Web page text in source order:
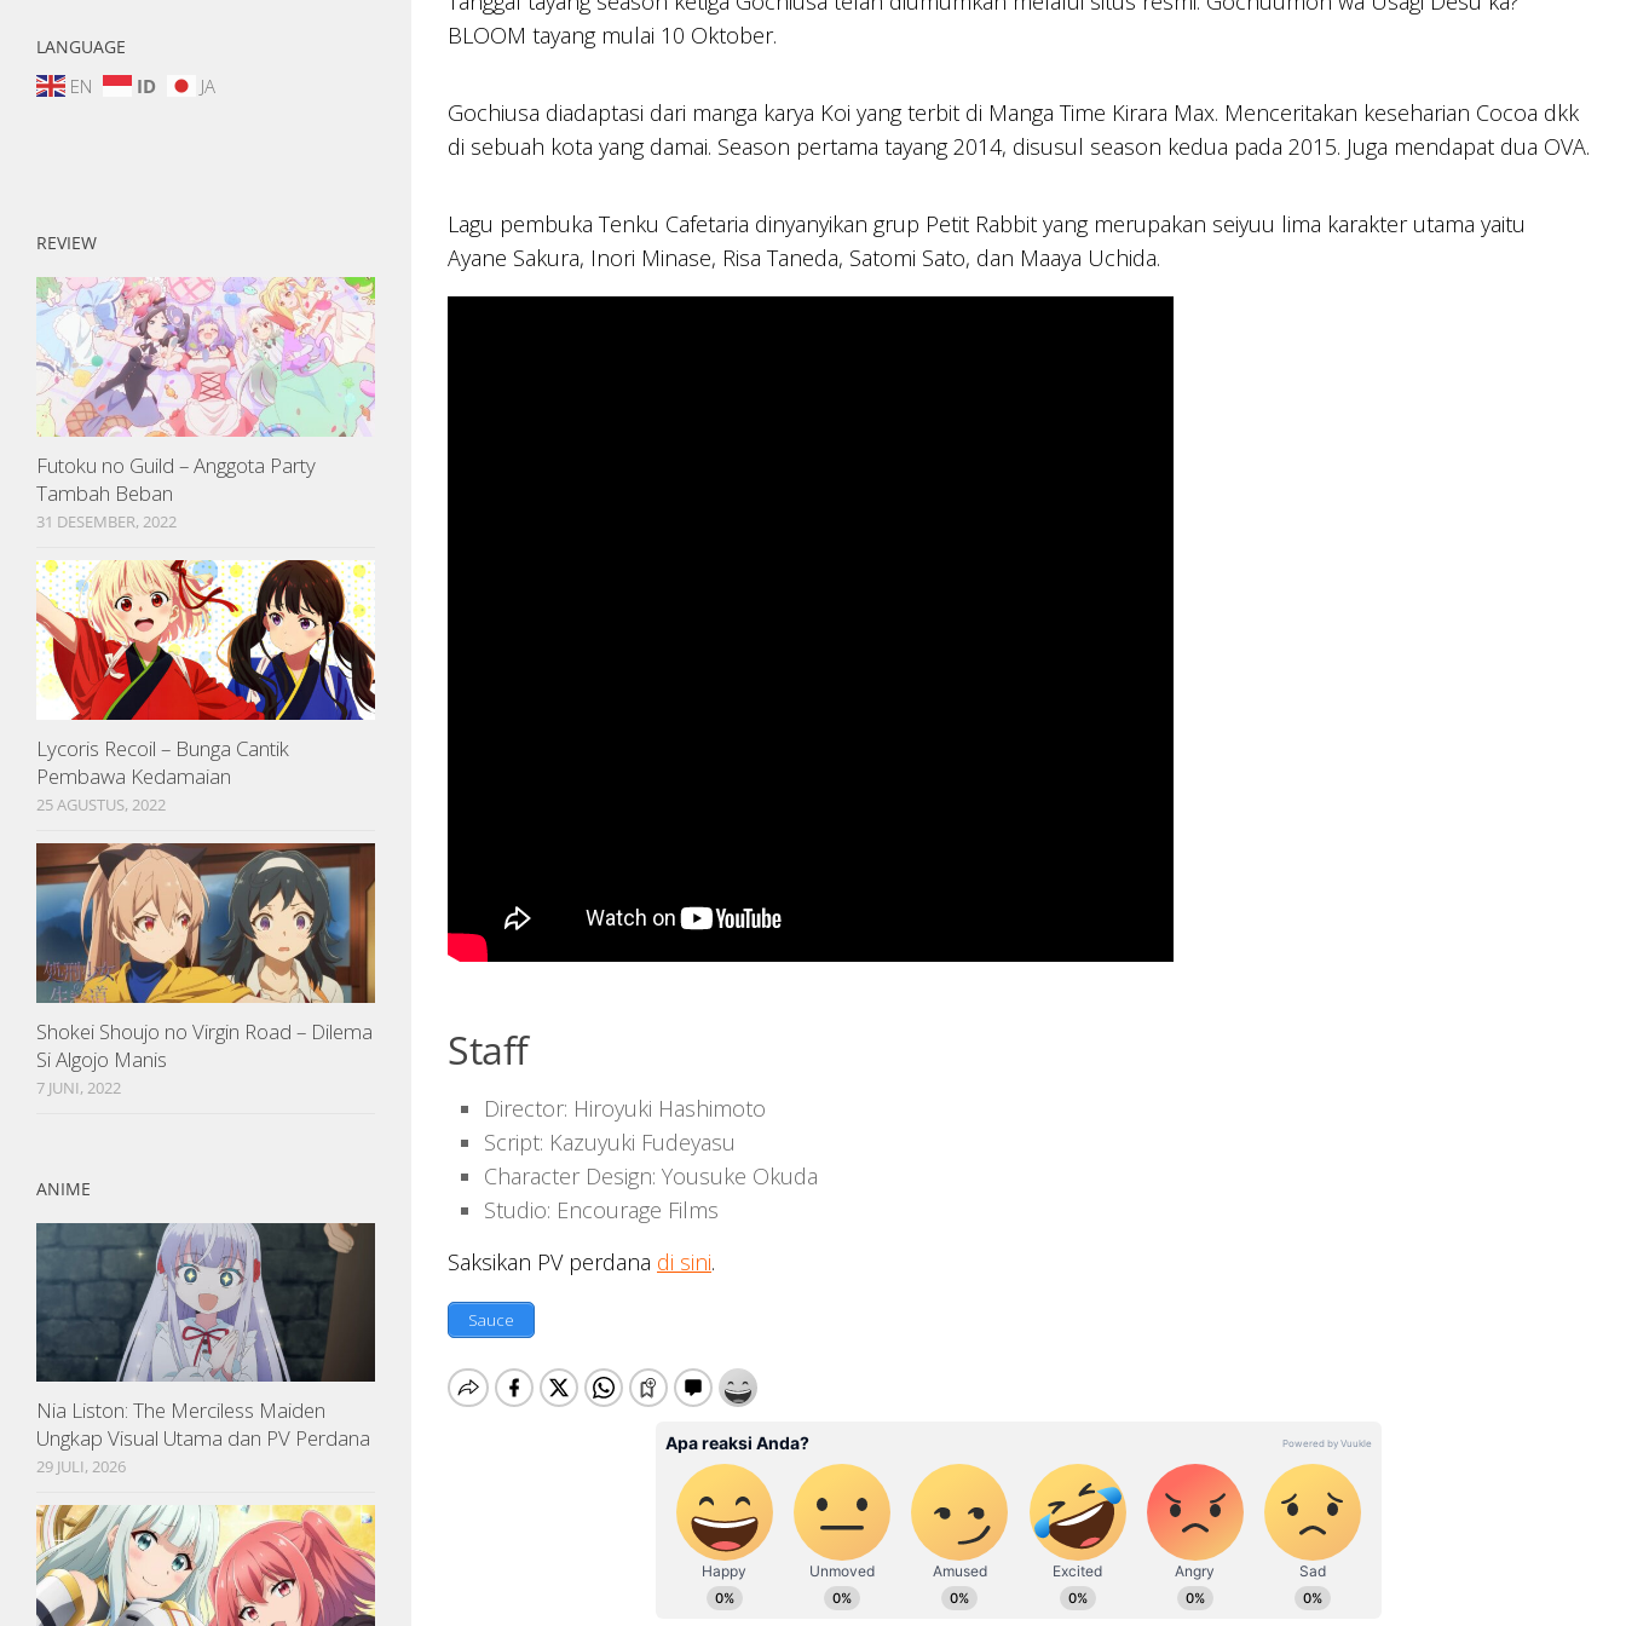
BLOOM tayang mulai 10 Oktober.
Gochiusa diadaptasi dari manga karya Koi yang terbit di Manga Time Kirara Max. Menceritakan keseharian Cocoa dkk
di sebuah kota yang damai. Season pertama tayang 2014, disusul season kedua pada 2015. Juga mendapat dua OVA.
Lagu pembuka Tenku Cafetaria dinyanyikan grup Petit Rabbit yang merupakan seiyuu lima karakter utama yaitu
Ayane Sakura, Inori Minase, Risa Taneda, Satomi Sato, dan Maaya Uchida.
Staff
Director: Hiroyuki Hashimoto
Script: Kazuyuki Fudeyasu
Character Design: Yousuke Okuda
Studio: Encourage Films
Saksikan PV perdana di sini.
Sauce
LANGUAGE
EN ID JA
REVIEW
Futoku no Guild – Anggota Party
Tambah Beban
31 DESEMBER, 2022
Lycoris Recoil – Bunga Cantik
Pembawa Kedamaian
25 AGUSTUS, 2022
Shokei Shoujo no Virgin Road – Dilema
Si Algojo Manis
7 JUNI, 2022
ANIME
Nia Liston: The Merciless Maiden
Ungkap Visual Utama dan PV Perdana
29 JULI, 2026